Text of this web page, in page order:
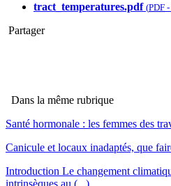
tract_temperatures.pdf (PDF -
Partager
Dans la même rubrique
Santé hormonale : les femmes des
Canicule et locaux inadaptés, que
Introduction Le changement
intrinsèques au (...)